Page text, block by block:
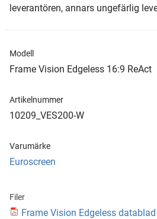
leverantören, annars ungefärlig
Modell
Frame Vision Edgeless 16:9 ReAct
Artikelnummer
10209_VES200-W
Varumärke
Euroscreen
Filer
Frame Vision Edgeless datablad